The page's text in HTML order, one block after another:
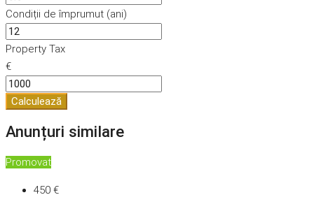
Condiții de împrumut (ani)
Property Tax
€
Calculează
Anunțuri similare
Promovat
450 €